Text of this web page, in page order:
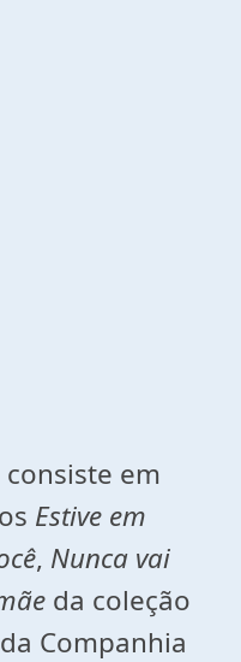
em
Estive em
, Nunca vai
da coleção
Companhia